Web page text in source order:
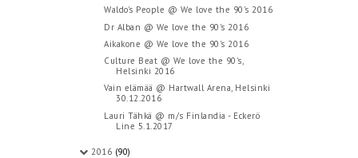
Waldo's People @ We love the 90's 2016
Dr Alban @ We love the 90's 2016
Aikakone @ We love the 90's 2016
Culture Beat @ We love the 90's,
Helsinki 2016
Vain elämää @ Hartwall Arena, Helsinki
30.12.2016
Lauri Tähkä @ m/s Finlandia - Eckerö
Line 5.1.2017
2016 (90)